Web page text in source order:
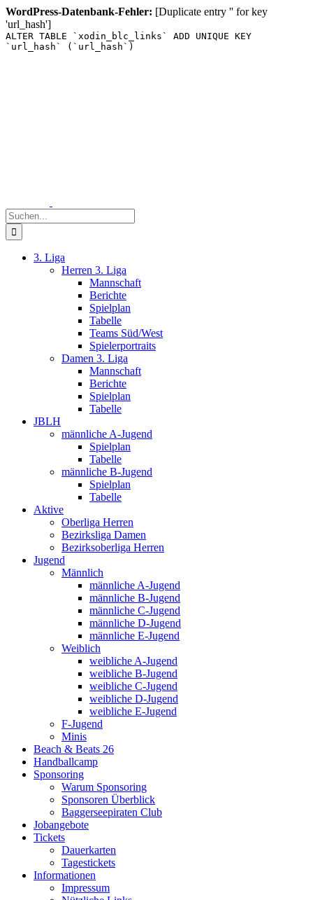
WordPress-Datenbank-Fehler: [Duplicate entry '' for key
'url_hash']
ALTER TABLE `xodin_blc_links` ADD UNIQUE KEY
`url_hash` (`url_hash`)
Suche
nach:
3. Liga
Herren 3. Liga
Mannschaft
Berichte
Spielplan
Tabelle
Teams Süd/West
Spielerportraits
Damen 3. Liga
Mannschaft
Berichte
Spielplan
Tabelle
JBLH
männliche A-Jugend
Spielplan
Tabelle
männliche B-Jugend
Spielplan
Tabelle
Aktive
Oberliga Herren
Bezirksliga Damen
Bezirksoberliga Herren
Jugend
Männlich
männliche A-Jugend
männliche B-Jugend
männliche C-Jugend
männliche D-Jugend
männliche E-Jugend
Weiblich
weibliche A-Jugend
weibliche B-Jugend
weibliche C-Jugend
weibliche D-Jugend
weibliche E-Jugend
F-Jugend
Minis
Beach & Beats 26
Handballcamp
Sponsoring
Warum Sponsoring
Sponsoren Überblick
Baggerseepiraten Club
Jobangebote
Tickets
Dauerkarten
Tagestickets
Informationen
Impressum